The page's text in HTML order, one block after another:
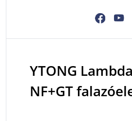
YTONG
NF+GT